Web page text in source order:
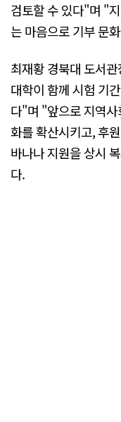
검토할 수 있다"며 "
는 마음으로 기부 문
최재황 경북대 도서
대학이 함께 시험 기
다"며 "앞으로 지역
화를 확산시키고, 후
바나나 지원을 상시
다.